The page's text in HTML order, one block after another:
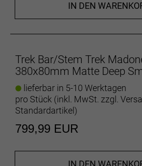
IN DEN
Trek Bar/Stem Trek
380x80mm Matte Deep
lieferbar in 5-10 Werktagen
pro Stück (inkl. MwSt. zzgl.
Standardartikel)
799,99 EUR
IN DEN